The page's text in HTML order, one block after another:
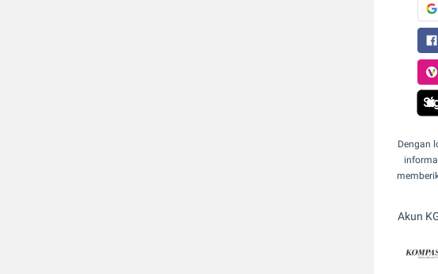
Dengan
Akun